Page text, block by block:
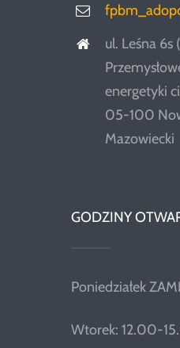
ul. Leśna 6s
energetyki
05-100
Mazowiecki
GODZINY
Poniedziałek
Wtorek: 12.00-